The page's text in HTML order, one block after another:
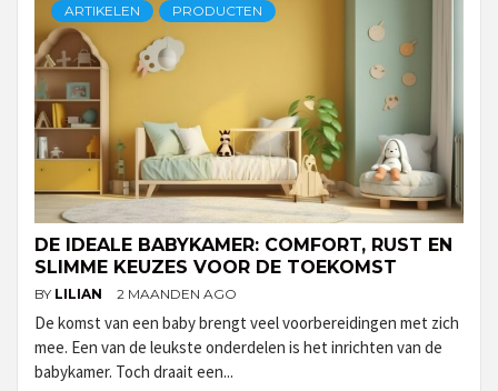
ARTIKELEN PRODUCTEN
DE IDEALE BABYKAMER: COMFORT, RUST EN
SLIMME KEUZES VOOR DE TOEKOMST
BY LILIAN 2 MAANDEN AGO
De komst van een baby brengt veel voorbereidingen met zich
mee. Een van de leukste onderdelen is het inrichten van de
babykamer. Toch draait een...